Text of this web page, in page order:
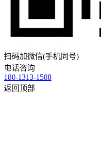
扫码加微信(手机同号)
电话咨询
180-1313-1588
返回顶部